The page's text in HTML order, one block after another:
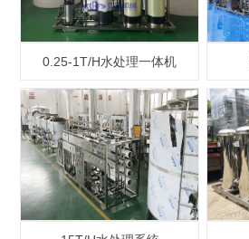
0.25-1T/H水处理一体机